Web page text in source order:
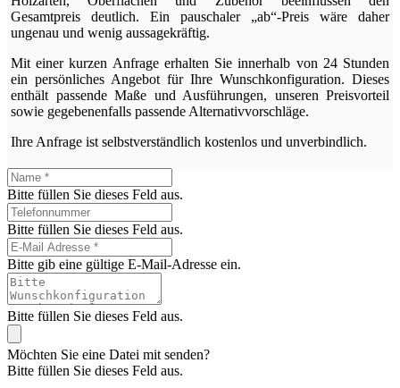
Gesamtpreis deutlich. Ein pauschaler „ab“-Preis wäre daher
ungenau und wenig aussagekräftig.
Mit einer kurzen Anfrage erhalten Sie innerhalb von 24 Stunden
ein persönliches Angebot für Ihre Wunschkonfiguration. Dieses
enthält passende Maße und Ausführungen, unseren Preisvorteil
sowie gegebenenfalls passende Alternativvorschläge.
Ihre Anfrage ist selbstverständlich kostenlos und unverbindlich.
Bitte füllen Sie dieses Feld aus.
Bitte füllen Sie dieses Feld aus.
Bitte gib eine gültige E-Mail-Adresse ein.
Bitte füllen Sie dieses Feld aus.
Möchten Sie eine Datei mit senden?
Bitte füllen Sie dieses Feld aus.